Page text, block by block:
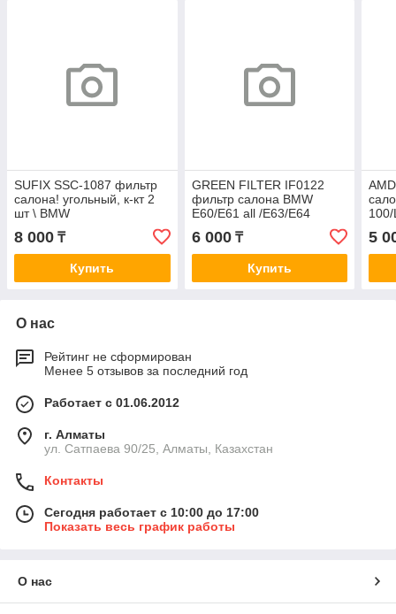
SUFIX SSC-1087 фильтр
салона! угольный, к-кт 2
шт \ BMW
E60/E61/E63/E64 all 03>
AC0130SET
8 000 ₸
Купить
GREEN FILTER IF0122
фильтр салона BMW
E60/E61 all /E63/E64
3.0i/4.5Ci 03> AC0130SET
6 000₸
Купить
100/
5
О нас
Рейтинг не сформирован
Менее 5 отзывов за последний год
Работает с 01.06.2012
г. Алматы
ул. Сатпаева 90/25, Алматы, Казахстан
Контакты
Сегодня работает с 10:00 до 17:00
Показать весь график работы
О нас